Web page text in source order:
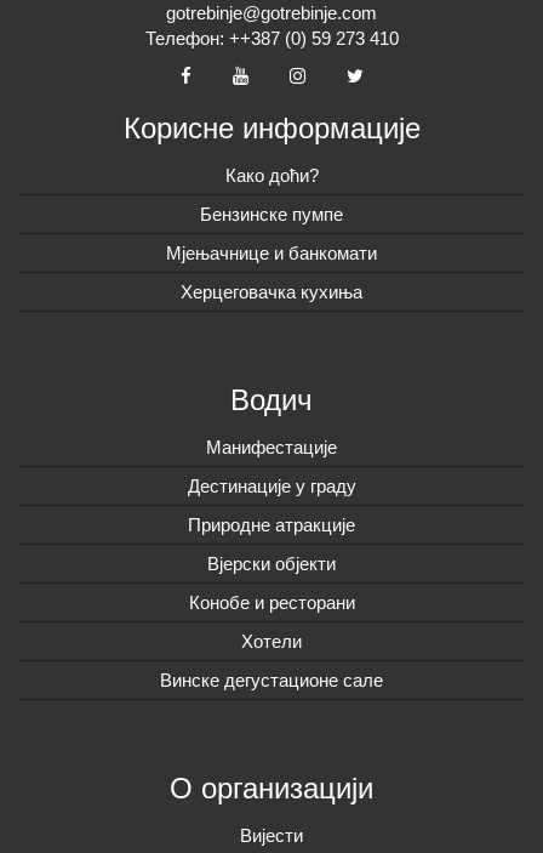
gotrebinje@gotrebinje.com
Телефон: ++387 (0) 59 273 410
Корисне информације
Како доћи?
Бензинске пумпе
Мјењачнице и банкомати
Херцеговачка кухиња
Водич
Манифестације
Дестинације у граду
Природне атракције
Вјерски објекти
Конобе и ресторани
Хотели
Винске дегустационе сале
О организацији
Вијeсти